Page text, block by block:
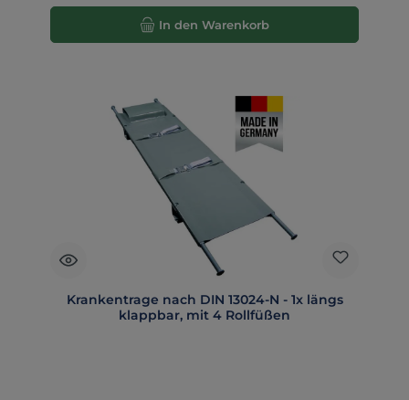
In den Warenkorb
Krankentrage nach DIN 13024-N - 1x längs
klappbar, mit 4 Rollfüßen